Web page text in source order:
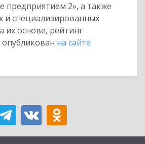
предприятием 2», а также
и специализированных
их основе, рейтинг
на сайте